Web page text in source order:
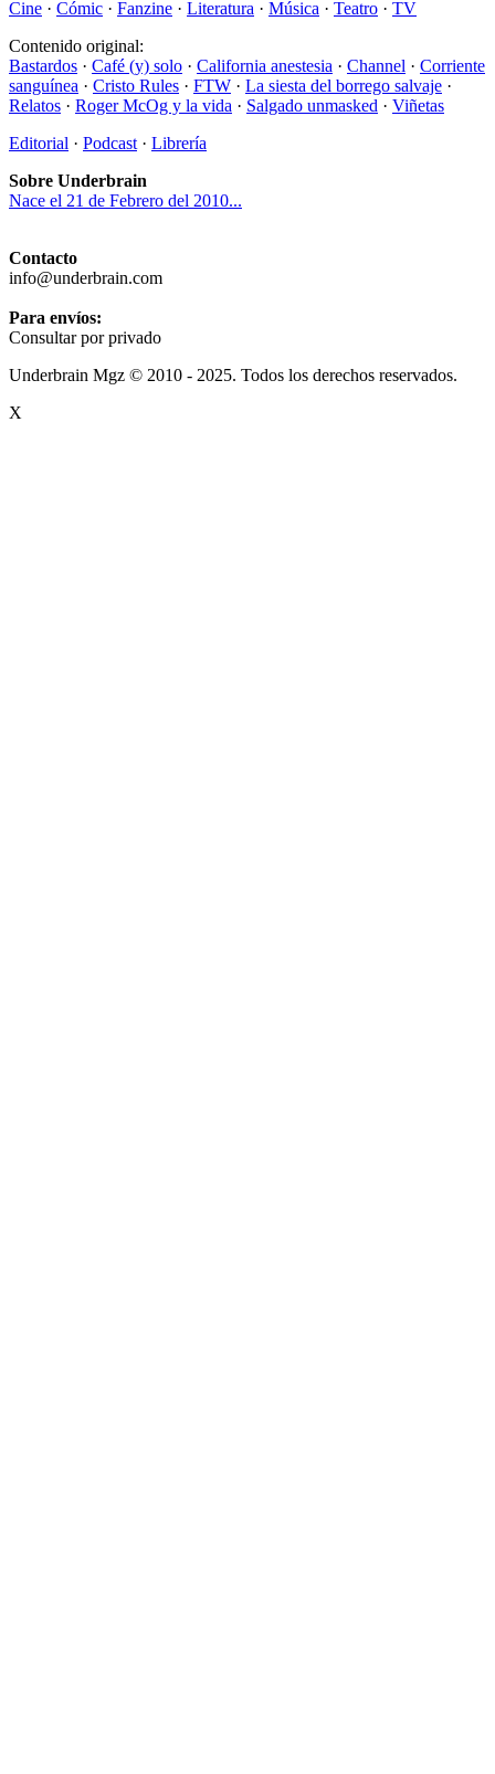
Cine · Cómic · Fanzine · Literatura · Música · Teatro · TV
Contenido original:
Bastardos · Café (y) solo · California anestesia · Channel · Corriente
sanguínea · Cristo Rules · FTW · La siesta del borrego salvaje ·
Relatos · Roger McOg y la vida · Salgado unmasked · Viñetas
Editorial · Podcast · Librería
Sobre Underbrain
Nace el 21 de Febrero del 2010...
Contacto
info@underbrain.com
Para envíos:
Consultar por privado
Underbrain Mgz © 2010 - 2025. Todos los derechos reservados.
X